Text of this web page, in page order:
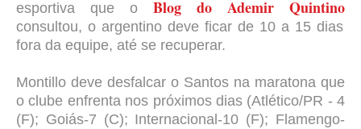
esportiva que o Blog do Ademir Quintino
consultou, o argentino deve ficar de 10 a 15 dias
fora da equipe, até se recuperar.
Montillo deve desfalcar o Santos na maratona que
o clube enfrenta nos próximos dias (Atlético/PR - 4
(F); Goiás-7 (C); Internacional-10 (F); Flamengo-